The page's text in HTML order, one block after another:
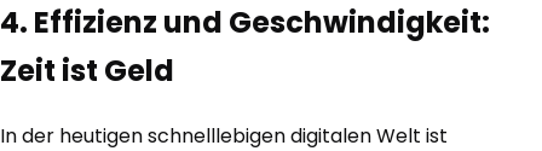
4. Effizienz und Geschwindigkeit:
Zeit ist Geld
In der heutigen schnelllebigen digitalen Welt ist